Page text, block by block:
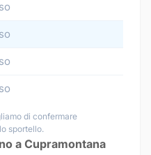
di confermare
sportello.
a Cupramontana